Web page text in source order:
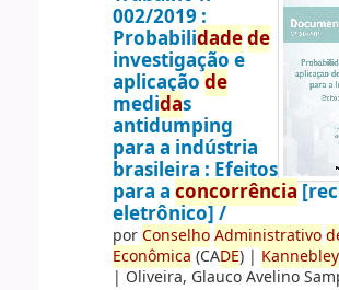
002/2019 :
Probabilidadede
investigação e
aplicação de
medidas
antidumping
para a indústria
brasileira : Efeitos
para a concorrência
eletrônico] /
porConselho Administrativo
Econômica (CADE)| Kannebley
| Oliveira, Glauco Avelino